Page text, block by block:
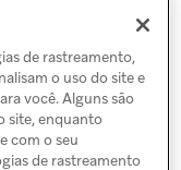
Flags
de rastreamento,
o uso do site e
você. Alguns são
site, enquanto
com o seu
de rastreamento